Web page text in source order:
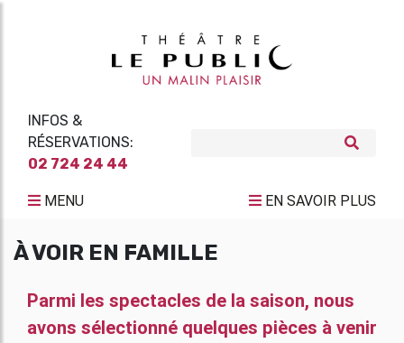
INFOS &
RÉSERVATIONS:
02 724 24 44
MENU EN SAVOIR PLUS
À VOIR EN FAMILLE
Parmi les spectacles de la saison, nous
avons sélectionné quelques pièces à venir